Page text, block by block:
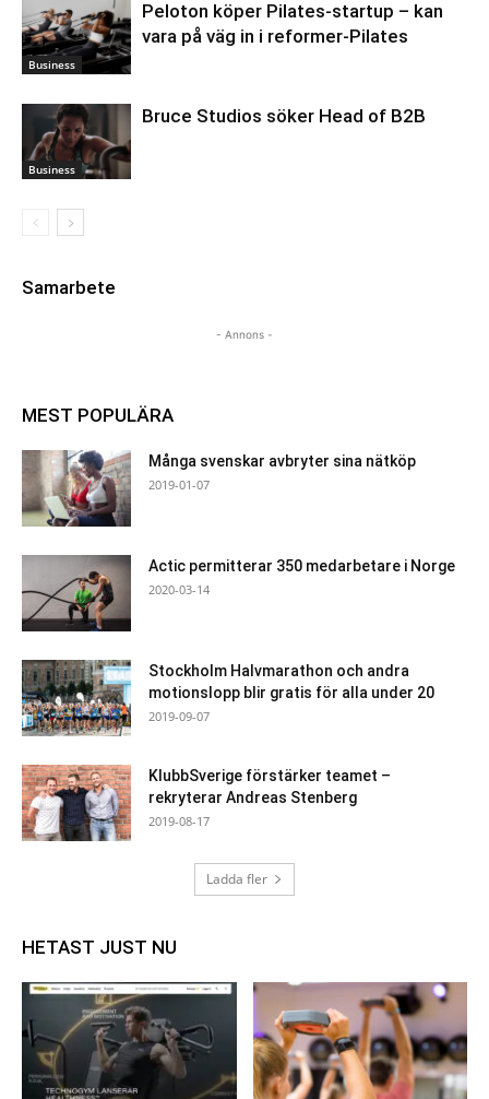
Business
Peloton köper Pilates-startup – kan
vara på väg in i reformer-Pilates
Business
Bruce Studios söker Head of B2B
Samarbete
- Annons -
MEST POPULÄRA
Många svenskar avbryter sina nätköp
2019-01-07
Actic permitterar 350 medarbetare i Norge
2020-03-14
Stockholm Halvmarathon och andra
motionslopp blir gratis för alla under 20
2019-09-07
KlubbSverige förstärker teamet –
rekryterar Andreas Stenberg
2019-08-17
Ladda fler
HETAST JUST NU